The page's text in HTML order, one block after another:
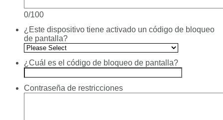
0/100
¿Este dispositivo tiene activado un código de bloqueo
de pantalla?
¿Cuál es el código de bloqueo de pantalla?
Contraseña de restricciones